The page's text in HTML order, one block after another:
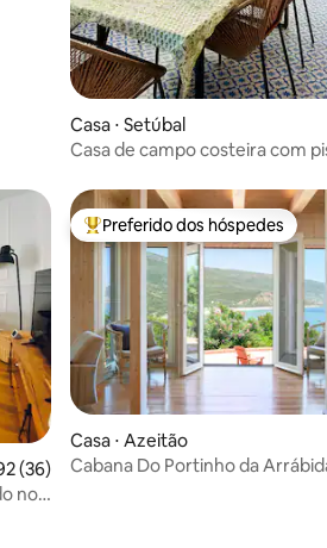
Casa ⋅ Setúbal
Casa de campo costeira com
uma avaliação média de 5, 36
(36)
no
Entre os melhores preferidos
Preferido dos hóspedes
Casa ⋅ Azeitão
Cabana Do Portinho da